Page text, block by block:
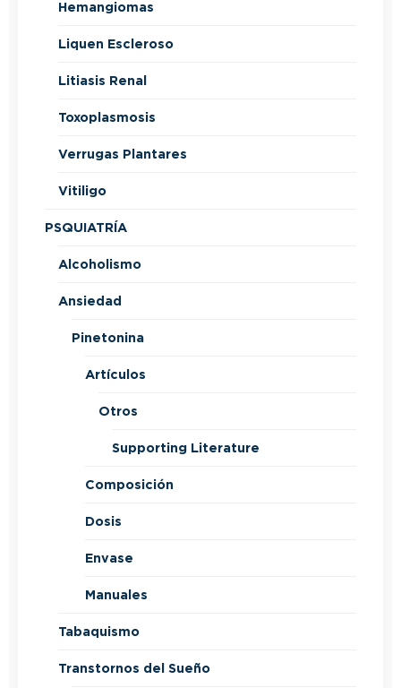
Hemangiomas
Liquen Escleroso
Litiasis Renal
Toxoplasmosis
Verrugas Plantares
Vitiligo
PSQUIATRÍA
Alcoholismo
Ansiedad
Pinetonina
Artículos
Otros
Supporting Literature
Composición
Dosis
Envase
Manuales
Tabaquismo
Transtornos del Sueño